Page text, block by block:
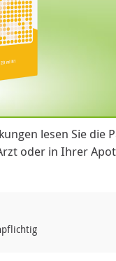
lesen Sie die
oder in Ihrer